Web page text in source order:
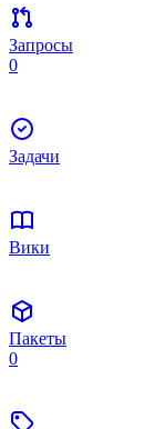
Запросы
0
Задачи
Вики
Пакеты
0